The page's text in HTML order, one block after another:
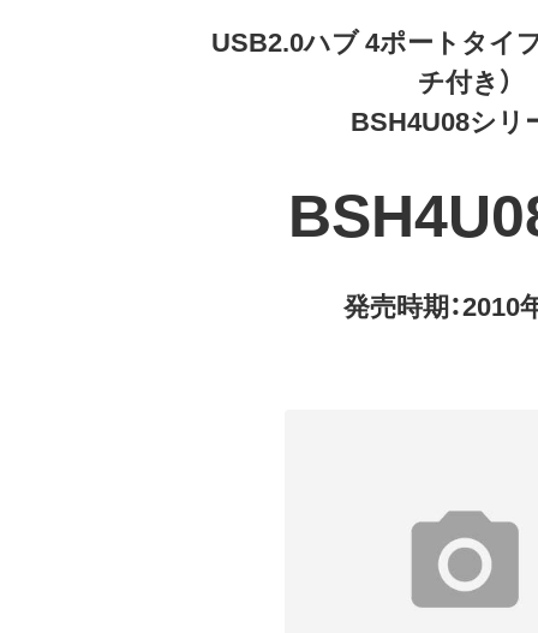
USB2.0ハブ 4ポートタイ
チ付き）
BSH4U08シリ
発売時期：2010